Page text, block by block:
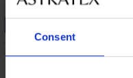
Consent